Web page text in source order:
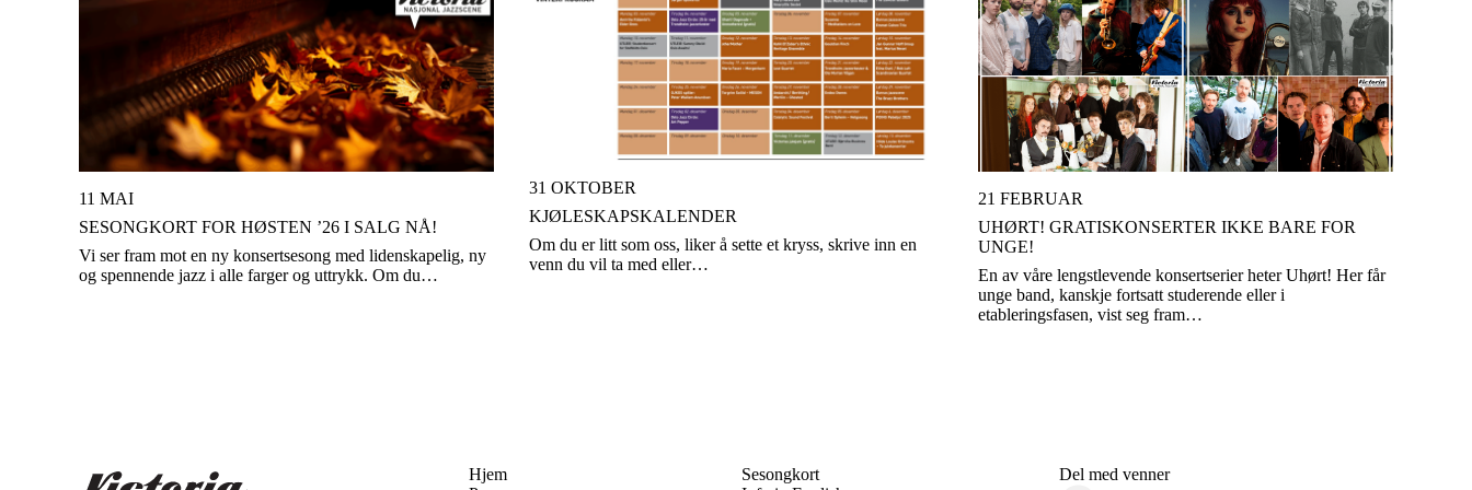
11 MAI
SESONGKORT FOR HØSTEN ’26 I SALG NÅ!
Vi ser fram mot en ny konsertsesong med lidenskapelig, ny
og spennende jazz i alle farger og uttrykk. Om du…
31 OKTOBER
KJØLESKAPSKALENDER
Om du er litt som oss, liker å sette et kryss, skrive inn en
venn du vil ta med eller…
21 FEBRUAR
UHØRT! GRATISKONSERTER IKKE BARE FOR
UNGE!
En av våre lengstlevende konsertserier heter Uhørt! Her får
unge band, kanskje fortsatt studerende eller i
etableringsfasen, vist seg fram…
Hjem
Sesongkort
Del med venner